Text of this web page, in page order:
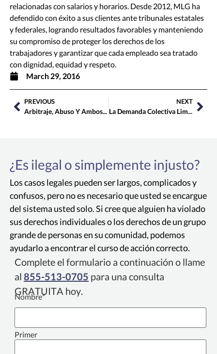
relacionadas con salarios y horarios. Desde 2012, MLG ha
defendido con éxito a sus clientes ante tribunales estatales
y federales, logrando resultados favorables y manteniendo
su compromiso de proteger los derechos de los
trabajadores y garantizar que cada empleado sea tratado
con dignidad, equidad y respeto.
March 29, 2016
PREVIOUS
Arbitraje, Abuso Y Ambos Tribunales Supremos
NEXT
La Demanda Colectiva Limita el Alcance de Wal-Mart v. Dukes
¿Es ilegal o simplemente injusto?
Los casos legales pueden ser largos, complicados y
confusos, pero no es necesario que usted se encargue
del sistema usted solo. Si cree que alguien ha violado
sus derechos individuales o los derechos de un grupo
grande de personas en su comunidad, podemos
ayudarlo a encontrar el curso de acción correcto.
Complete el formulario a continuación o llame
al 855-513-0705 para una consulta
GRATUITA hoy.
Nombre*
Primer